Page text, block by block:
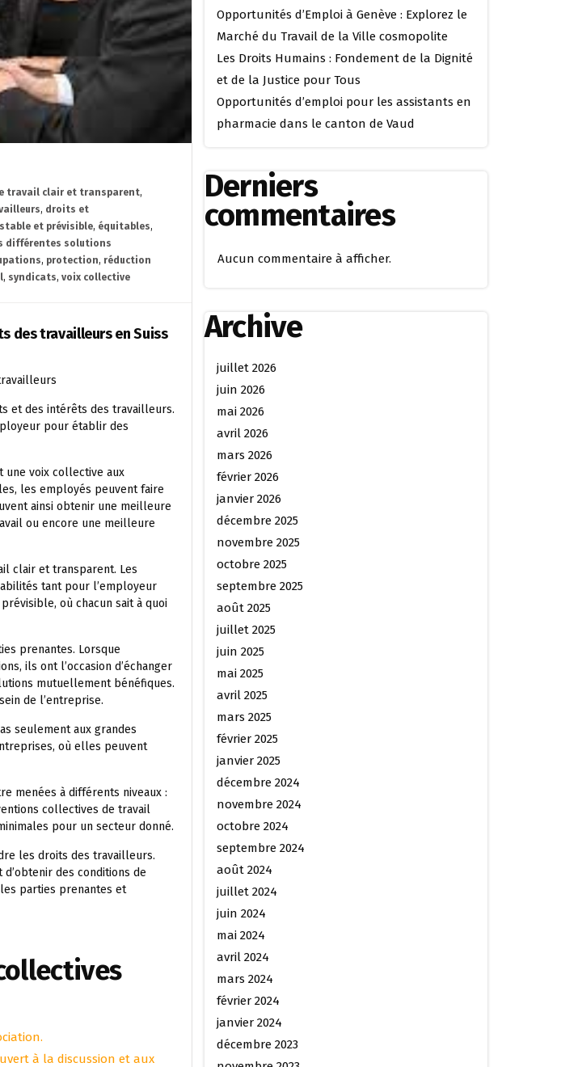
travail clair et transparent,
, droits et
et prévisible, équitables,
différentes solutions
, protection, réduction
, syndicats, voix collective
des travailleurs en Suiss
et des intérêts des travailleurs.
pour établir des
une voix collective aux
les employés peuvent faire
ainsi obtenir une meilleure
ou encore une meilleure
clair et transparent. Les
tant pour l’employeur
où chacun sait à quoi
prenantes. Lorsque
ils ont l’occasion d’échanger
mutuellement bénéfiques.
de l’entreprise.
seulement aux grandes
où elles peuvent
menées à différents niveaux :
collectives de travail
pour un secteur donné.
les droits des travailleurs.
des conditions de
parties prenantes et
à la discussion et aux
Opportunités d’Emploi à Genève : Explorez le
Marché du Travail de la Ville cosmopolite
Les Droits Humains : Fondement de la Dignité
et de la Justice pour Tous
Opportunités d’emploi pour les assistants en
pharmacie dans le canton de Vaud
Derniers
commentaires
Aucun commentaire à afficher.
Archive
juillet 2026
juin 2026
mai 2026
avril 2026
mars 2026
février 2026
janvier 2026
décembre 2025
novembre 2025
octobre 2025
septembre 2025
août 2025
juillet 2025
juin 2025
mai 2025
avril 2025
mars 2025
février 2025
janvier 2025
décembre 2024
novembre 2024
octobre 2024
septembre 2024
août 2024
juillet 2024
juin 2024
mai 2024
avril 2024
mars 2024
février 2024
janvier 2024
décembre 2023